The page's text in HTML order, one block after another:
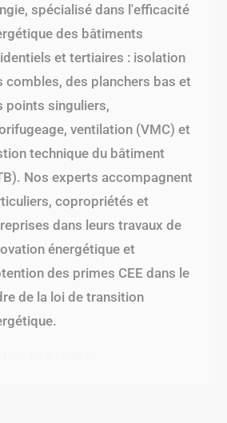
spécialisé dans l'efficacité
des bâtiments
et tertiaires : isolation
combles, des planchers bas et
points singuliers,
ventilation (VMC) et
technique du bâtiment
Nos experts accompagnent
copropriétés et
dans leurs travaux de
énergétique et
des primes CEE dans le
de la loi de transition